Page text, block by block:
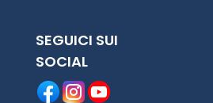
SEGUICI SUI
SOCIAL